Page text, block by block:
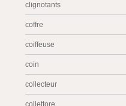
clignotants
coffre
coiffeuse
coin
collecteur
collettore